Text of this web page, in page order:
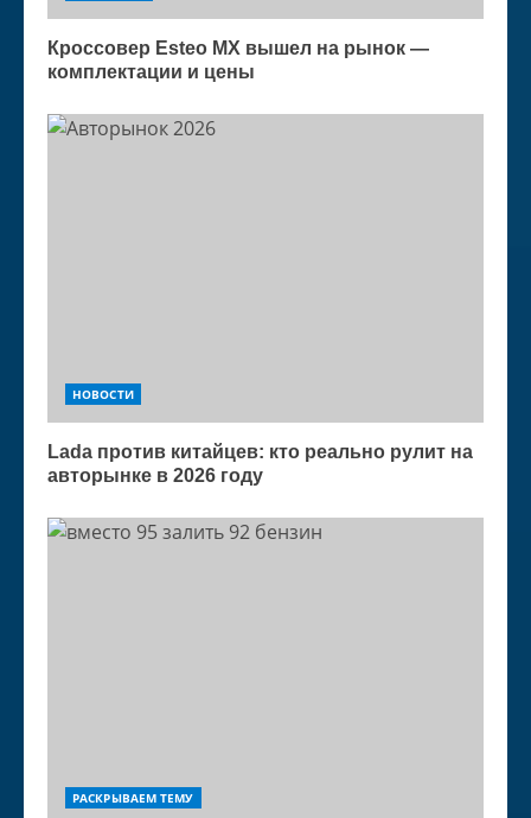
Кроссовер Esteo MX вышел на рынок —
комплектации и цены
НОВОСТИ
Lada против китайцев: кто реально рулит на
авторынке в 2026 году
РАСКРЫВАЕМ ТЕМУ